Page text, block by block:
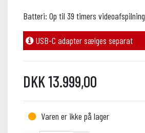
Batteri: Op til 39 timers videoafspilning
USB-C adapter sælges separat
DKK 13.999,00
Varen er ikke på lager